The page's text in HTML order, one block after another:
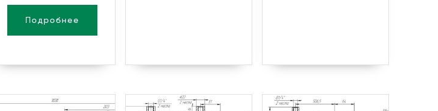
Подробнее